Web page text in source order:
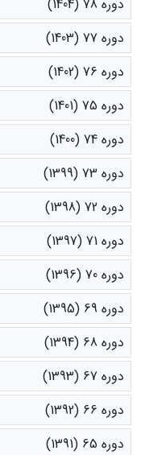
دوره 78 (1404)
دوره 77 (1403)
دوره 76 (1402)
دوره 75 (1401)
دوره 74 (1400)
دوره 73 (1399)
دوره 72 (1398)
دوره 71 (1397)
دوره 70 (1396)
دوره 69 (1395)
دوره 68 (1394)
دوره 67 (1393)
دوره 66 (1392)
دوره 65 (1391)